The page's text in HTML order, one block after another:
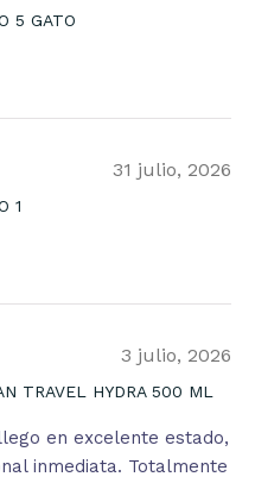
5 GATO
31 julio, 2026
1
3 julio, 2026
TRAVEL HYDRA 500 ML
en excelente estado,
inmediata. Totalmente